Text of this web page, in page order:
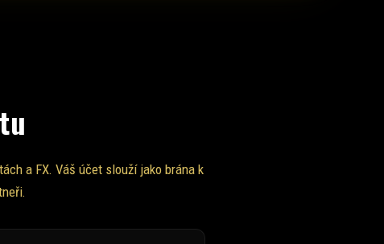
a FX. Váš účet slouží jako brána k